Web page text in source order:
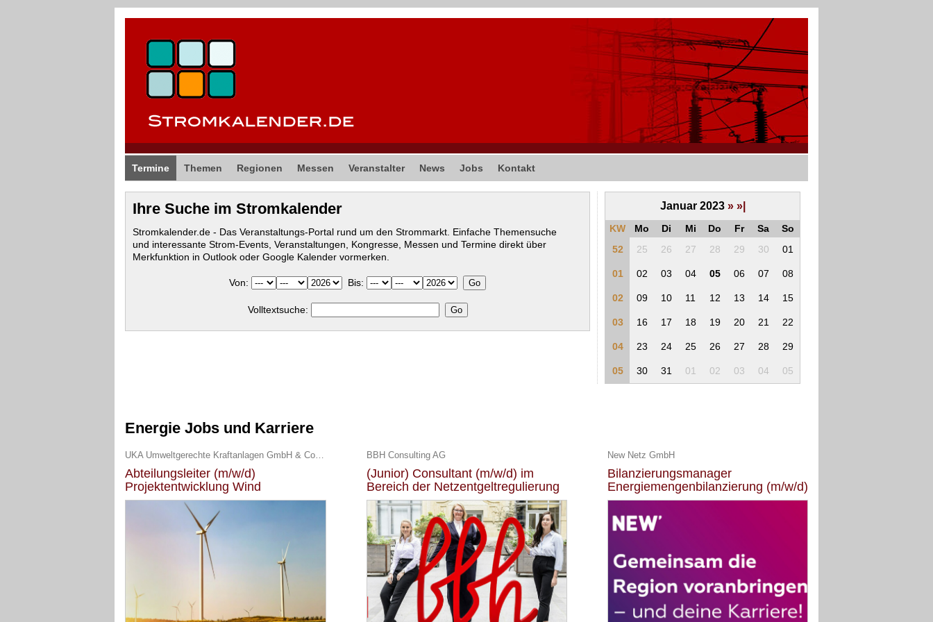
Termine Themen Regionen Messen Veranstalter News Jobs Kontakt
Ihre Suche im Stromkalender
Stromkalender.de - Das Veranstaltungs-Portal rund um den Strommarkt. Einfache Themensuche
und interessante Strom-Events, Veranstaltungen, Kongresse, Messen und Termine direkt über
Merkfunktion in Outlook oder Google Kalender vormerken.
Von: Bis:
Volltextsuche:
Januar 2023 » »|
KW Mo Di Mi Do Fr Sa
So
52
25 26 27 28 29 30 01
01 02 03 04 05 06 07 08
02 09 10 11 12 13 14 15
03 16 17 18 19 20 21 22
04 23 24 25 26 27 28 29
05 30 31 01 02 03 04 05
Energie Jobs und Karriere
UKA Umweltgerechte Kraftanlagen GmbH & Co. KG
Abteilungsleiter (m/w/d)
Projektentwicklung Wind
BBH Consulting AG
(Junior) Consultant (m/w/d) im
Bereich der Netzentgeltregulierung
New Netz GmbH
Bilanzierungsmanager
Energiemengenbilanzierung (m/w/d)